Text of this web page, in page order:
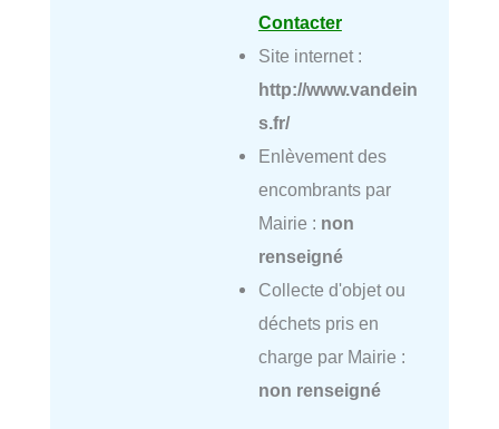
Contacter
Site internet :
http://www.vandein
s.fr/
Enlèvement des
encombrants par
Mairie : non
renseigné
Collecte d'objet ou
déchets pris en
charge par Mairie :
non renseigné